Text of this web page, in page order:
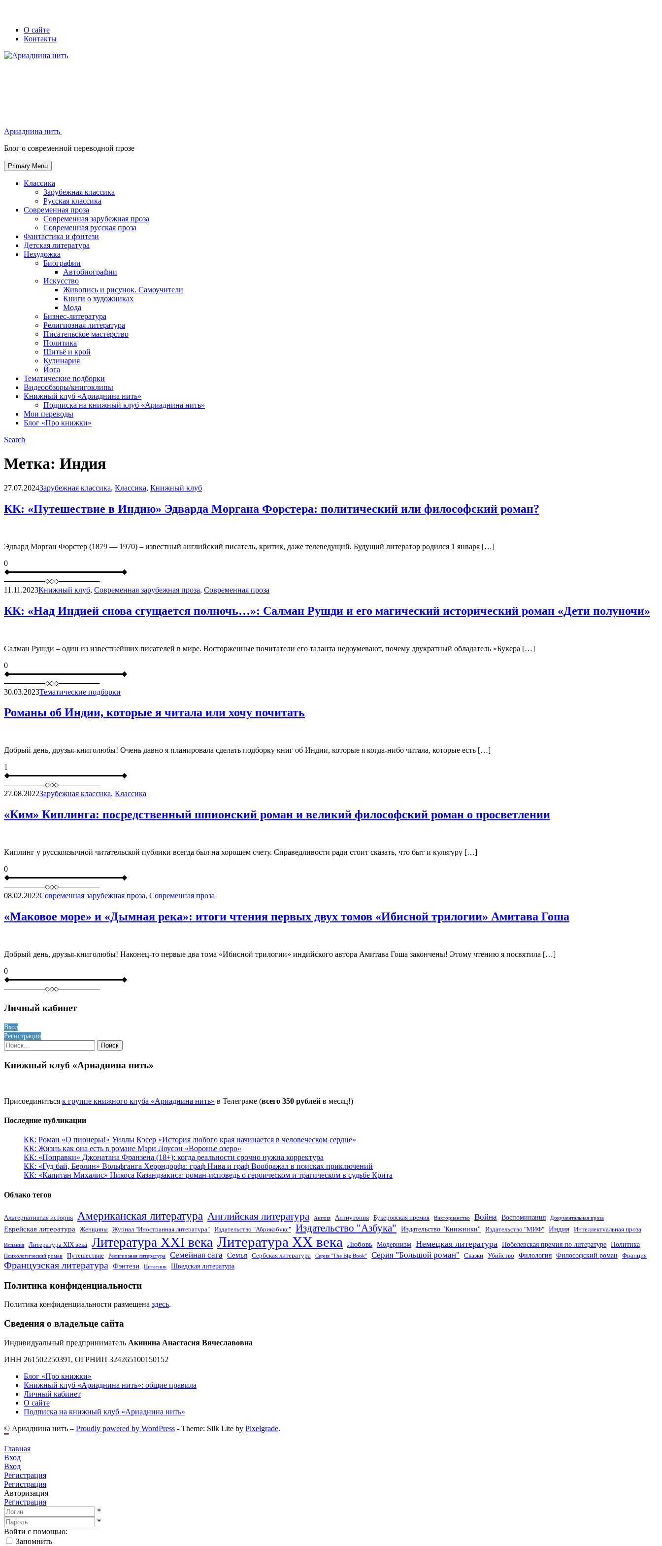
Skip
Secondary
left
navigation
Secondary
right
navigation
О сайте
Контакты
Ариаднина нить
Блог о современной переводной прозе
Primary Menu
Классика
Зарубежная классика
Русская классика
Современная проза
Современная зарубежная проза
Современная русская проза
Фантастика и фэнтези
Детская литература
Нехудожка
Биографии
Автобиографии
Искусство
Живопись и рисунок. Самоучители
Книги о художниках
Мода
Бизнес-литература
Религиозная литература
Писательское мастерство
Политика
Шитьё и крой
Кулинария
Йога
Тематические подборки
Видеообзоры/книгоклипы
Книжный клуб «Ариаднина нить»
Подписка на книжный клуб «Ариаднина нить»
Мои переводы
Блог «Про книжки»
Search
Метка: Индия
Blog
27.07.2024Зарубежная классика, Классика, Книжный клуб
КК: «Путешествие в Индию» Эдварда Моргана Форстера: политический или философский роман?
Эдвард Морган Форстер (1879 — 1970) – известный английский писатель, критик, даже телеведущий. Будущий литератор родился 1 января […]
0
11.11.2023Книжный клуб, Современная зарубежная проза, Современная проза
КК: «Над Индией снова сгущается полночь…»: Салман Рушди и его магический исторический роман «Дети полуночи»
Салман Рушди – один из известнейших писателей в мире. Восторженные почитатели его таланта недоумевают, почему двукратный обладатель «Букера […]
0
30.03.2023Тематические подборки
Романы об Индии, которые я читала или хочу почитать
Добрый день, друзья-книголюбы! Очень давно я планировала сделать подборку книг об Индии, которые я когда-нибо читала, которые есть […]
1
27.08.2022Зарубежная классика, Классика
«Ким» Киплинга: посредственный шпионский роман и великий философский роман о просветлении
Киплинг у русскоязычной читательской публики всегда был на хорошем счету. Справедливости ради стоит сказать, что быт и культуру […]
0
08.02.2022Современная зарубежная проза, Современная проза
«Маковое море» и «Дымная река»: итоги чтения первых двух томов «Ибисной трилогии» Амитава Гоша
Добрый день, друзья-книголюбы! Наконец-то первые два тома «Ибисной трилогии» индийского автора Амитава Гоша закончены! Этому чтению я посвятила […]
0
Личный кабинет
Вход
Регистрация
Найти:
Книжный клуб «Ариаднина нить»
Присоединиться к группе книжного клуба «Ариаднина нить» в Телеграме (всего 350 рублей в месяц!)
Последние публикации
КК: Роман «О пионеры!» Уиллы Кэсер «История любого края начинается в человеческом сердце»
КК: Жизнь как она есть в романе Мэри Лоусон «Воронье озеро»
КК: «Поправки» Джонатана Франзена (18+): когда реальности срочно нужна корректура
КК: «Гуд бай, Берлин» Вольфганга Херрндорфа: граф Нива и граф Воображал в поисках приключений
КК: «Капитан Михалис» Никоса Казандзакиса: роман-исповедь о героическом и трагическом в судьбе Крита
Облако тегов
Альтернативная история Американская литература Английская литература Англия Антиутопия Букеровская премия Викторианство Война Воспоминания Документальная проза
Еврейская литература Женщины Журнал "Иностранная литература" Издательство "Абрикобукс" Издательство "Азбука" Издательство "Книжники" Издательство "МИФ" Индия Интеллектуальная проза
Испания Литература XIX века Литература XXI века Литература XX века Любовь Модернизм Немецкая литература Нобелевская премия по литературе Политика
Психологический роман Путешествие Религиозная литература Семейная сага Семья Сербская литература Серия "The Big Book" Серия "Большой роман" Сказки Убийство Филология Философский роман Франция
Французская литература Фэнтези Цитатник Шведская литература
Политика конфиденциальности
Политика конфиденциальности размещена здесь.
Сведения о владельце сайта
Индивидуальный предприниматель Акинина Анастасия Вячеславовна
ИНН 261502250391, ОГРНИП 324265100150152
Блог «Про книжки»
Книжный клуб «Ариаднина нить»: общие правила
Личный кабинет
О сайте
Подписка на книжный клуб «Ариаднина нить»
© Ариаднина нить – Proudly powered by WordPress - Theme: Silk Lite by Pixelgrade.
Главная
Вход
Вход
Регистрация
Регистрация
Авторизация
Регистрация
*
*
Войти с помощью:
Запомнить